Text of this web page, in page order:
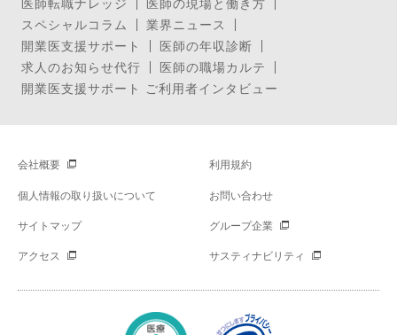
医師転職ナレッジ
医師の現場と働き方
スペシャルコラム
業界ニュース
開業医支援サポート
医師の年収診断
求人のお知らせ代行
医師の職場カルテ
開業医支援サポート ご利用者インタビュー
会社概要 利用規約
個人情報の取り扱いについて お問い合わせ
サイトマップ グループ企業
アクセス サスティナビリティ